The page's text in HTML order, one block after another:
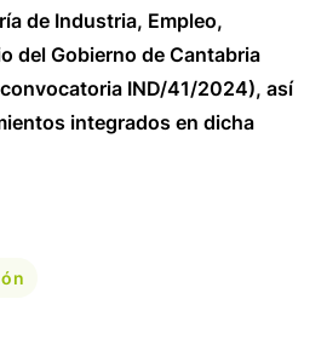
de Industria, Empleo,
del Gobierno de Cantabria
IND/41/2024), así
integrados en dicha